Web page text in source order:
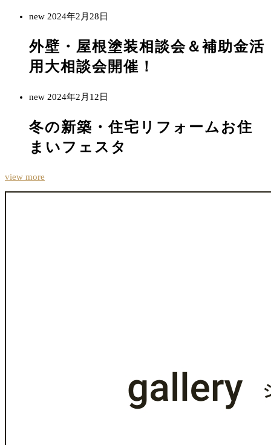
new 2024年2月28日
外壁・屋根塗装相談会＆補助金活
用大相談会開催！
new 2024年2月12日
冬の新築・住宅リフォームお住
まいフェスタ
view more